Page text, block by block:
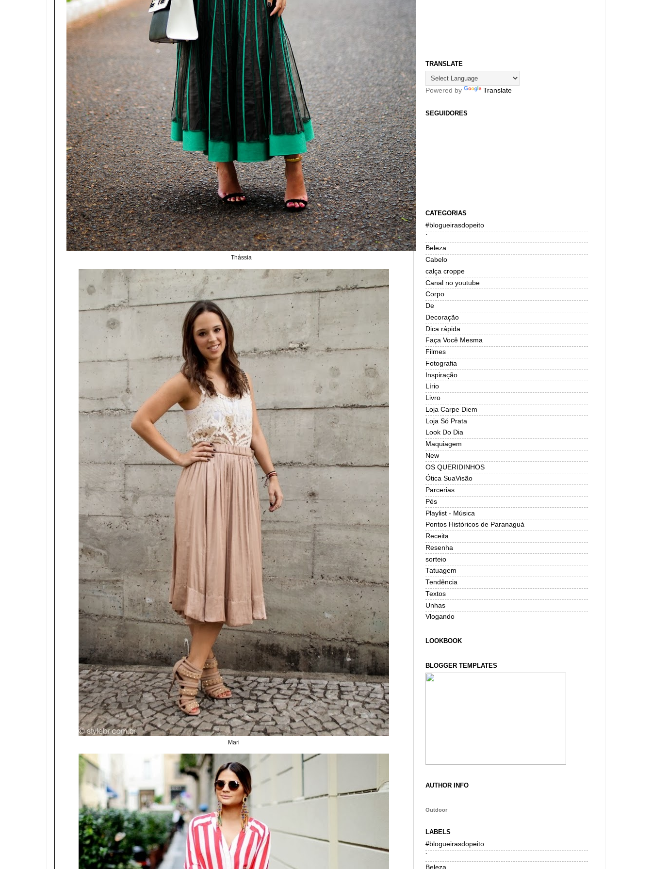
Thássia
Mari
TRANSLATE
Powered by Translate
SEGUIDORES
CATEGORIAS
#blogueirasdopeito
´
Beleza
Cabelo
calça croppe
Canal no youtube
Corpo
De
Decoração
Dica rápida
Faça Você Mesma
Filmes
Fotografia
Inspiração
Lírio
Livro
Loja Carpe Diem
Loja Só Prata
Look Do Dia
Maquiagem
New
OS QUERIDINHOS
Ótica SuaVisão
Parcerias
Pés
Playlist - Música
Pontos Históricos de Paranaguá
Receita
Resenha
sorteio
Tatuagem
Tendência
Textos
Unhas
Vlogando
LOOKBOOK
BLOGGER TEMPLATES
AUTHOR INFO
Outdoor
LABELS
#blogueirasdopeito
´
Beleza